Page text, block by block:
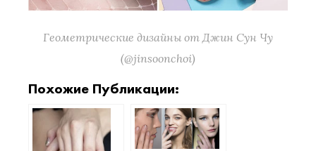
Геометрические дизайны от Джин Сун Чу
(@jinsoonchoi)
Похожие Публикации: